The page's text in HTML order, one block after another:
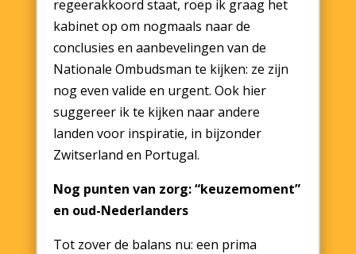
regeerakkoord staat, roep ik graag het
kabinet op om nogmaals naar de
conclusies en aanbevelingen van de
Nationale Ombudsman te kijken: ze zijn
nog even valide en urgent. Ook hier
suggereer ik te kijken naar andere
landen voor inspiratie, in bijzonder
Zwitserland en Portugal.
Nog punten van zorg: “keuzemoment”
en oud-Nederlanders
Tot zover de balans nu: een prima